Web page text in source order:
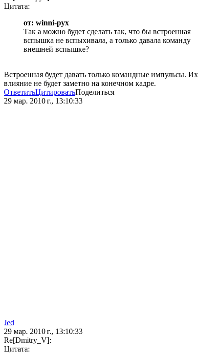
Цитата:
от: winni-pyx
Так а можно будет сделать так, что бы встроенная
вспышка не вспыхивала, а только давала команду
внешней вспышке?
Встроенная будет давать только командные импульсы. Их
влияние не будет заметно на конечном кадре.
ОтветитьЦитироватьПоделиться
29 мар. 2010 г., 13:10:33
Jed
29 мар. 2010 г., 13:10:33
Re[Dmitry_V]:
Цитата: